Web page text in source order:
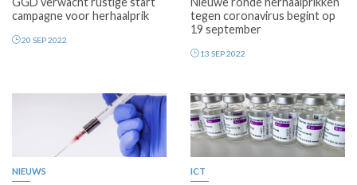
campagne voor herhaalprik
20 SEP 2022
tegen coronavirus begint op
19 september
13 SEP 2022
NIEUWS ICT